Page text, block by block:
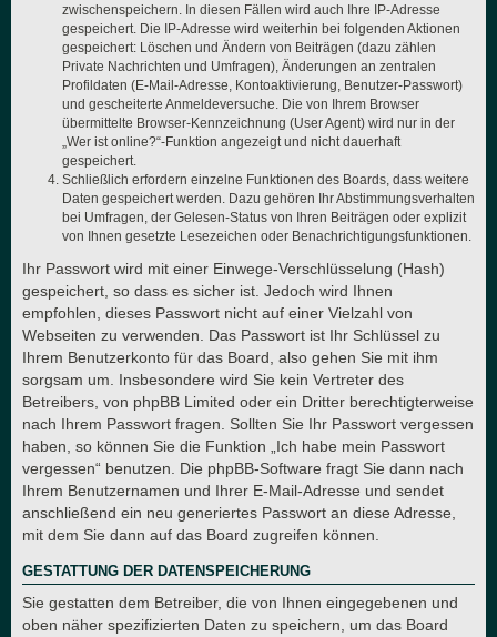
zwischenspeichern. In diesen Fällen wird auch Ihre IP-Adresse
gespeichert. Die IP-Adresse wird weiterhin bei folgenden Aktionen
gespeichert: Löschen und Ändern von Beiträgen (dazu zählen
Private Nachrichten und Umfragen), Änderungen an zentralen
Profildaten (E-Mail-Adresse, Kontoaktivierung, Benutzer-Passwort)
und gescheiterte Anmeldeversuche. Die von Ihrem Browser
übermittelte Browser-Kennzeichnung (User Agent) wird nur in der
„Wer ist online?“-Funktion angezeigt und nicht dauerhaft
gespeichert.
Schließlich erfordern einzelne Funktionen des Boards, dass weitere
Daten gespeichert werden. Dazu gehören Ihr Abstimmungsverhalten
bei Umfragen, der Gelesen-Status von Ihren Beiträgen oder explizit
von Ihnen gesetzte Lesezeichen oder Benachrichtigungsfunktionen.
Ihr Passwort wird mit einer Einwege-Verschlüsselung (Hash)
gespeichert, so dass es sicher ist. Jedoch wird Ihnen
empfohlen, dieses Passwort nicht auf einer Vielzahl von
Webseiten zu verwenden. Das Passwort ist Ihr Schlüssel zu
Ihrem Benutzerkonto für das Board, also gehen Sie mit ihm
sorgsam um. Insbesondere wird Sie kein Vertreter des
Betreibers, von phpBB Limited oder ein Dritter berechtigterweise
nach Ihrem Passwort fragen. Sollten Sie Ihr Passwort vergessen
haben, so können Sie die Funktion „Ich habe mein Passwort
vergessen“ benutzen. Die phpBB-Software fragt Sie dann nach
Ihrem Benutzernamen und Ihrer E-Mail-Adresse und sendet
anschließend ein neu generiertes Passwort an diese Adresse,
mit dem Sie dann auf das Board zugreifen können.
GESTATTUNG DER DATENSPEICHERUNG
Sie gestatten dem Betreiber, die von Ihnen eingegebenen und
oben näher spezifizierten Daten zu speichern, um das Board